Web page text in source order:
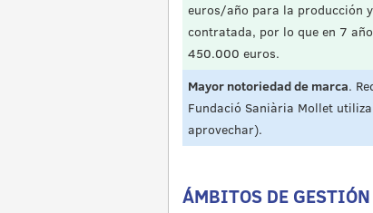
euros/año para la producción
contratada, por lo que en 7
450.000 euros.
Mayor notoriedad de marca.
Fundació Saniària Mollet
aprovechar).
ÁMBITOS DE GESTIÓN